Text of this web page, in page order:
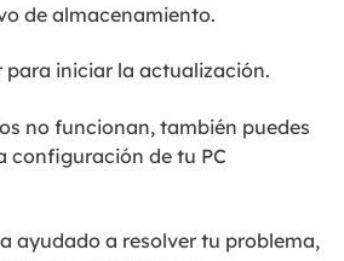
de almacenamiento.
para iniciar la actualización.
no funcionan, también puedes
configuración de tu PC
ayudado a resolver tu problema,